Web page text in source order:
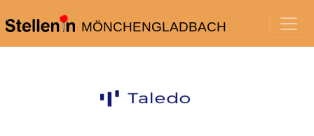
MÖNCHENGLADBACH